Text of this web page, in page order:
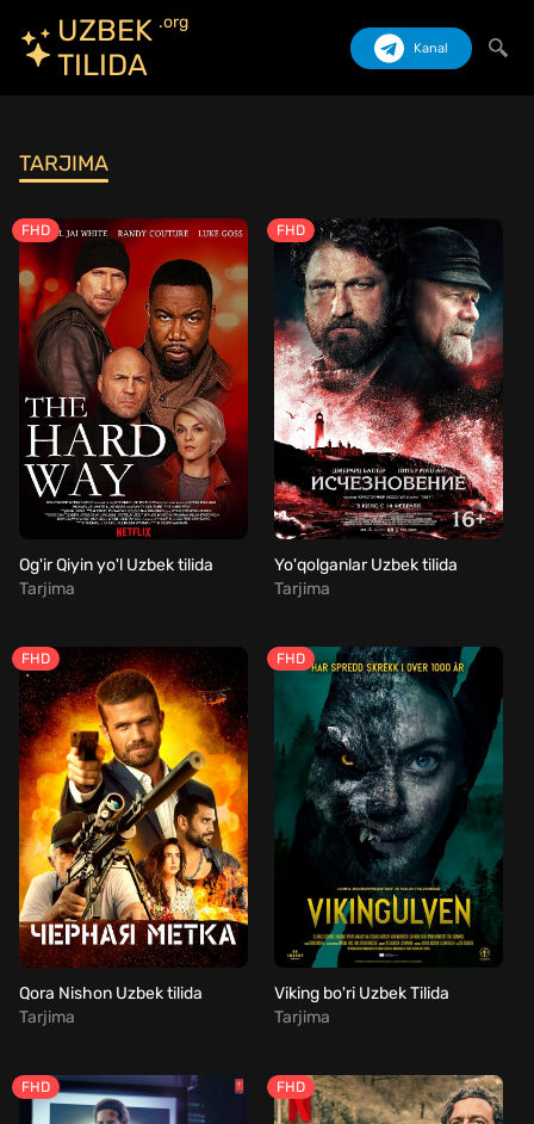
UZBEK
TILIDA
.org
Kanal
TARJIMA
FHD
Og'ir Qiyin yo'l Uzbek tilida
Tarjima
FHD
Yo'qolganlar Uzbek tilida
Tarjima
FHD
Qora Nishon Uzbek tilida
Tarjima
FHD
Viking bo'ri Uzbek Tilida
Tarjima
FHD FHD